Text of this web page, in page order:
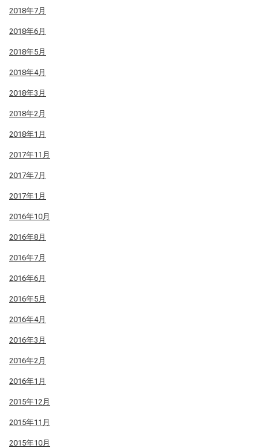
2018年7月
2018年6月
2018年5月
2018年4月
2018年3月
2018年2月
2018年1月
2017年11月
2017年7月
2017年1月
2016年10月
2016年8月
2016年7月
2016年6月
2016年5月
2016年4月
2016年3月
2016年2月
2016年1月
2015年12月
2015年11月
2015年10月